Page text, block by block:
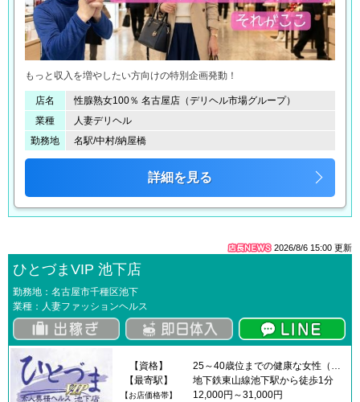
もっと収入を増やしたい方向けの特別企画発動！
店名
性腺熟女100％ 名古屋店（デリヘル市場グループ）
業種
人妻デリヘル
勤務地
名駅/中村/納屋橋
詳細を見る
2026/8/6 15:00 更新
ひとづまVIP 池下店
勤務地：名古屋市千種区池下
業種：人妻ファッションヘルス
【資格】
【最寄駅】
地下鉄東山線池下駅から徒歩1分
【お店価格帯】
12,000円～31,000円